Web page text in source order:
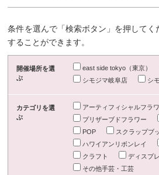
条件を選んで「検索ボタン」を押して
することができます。
開催場所を選
ぶ
east side tokyo（東京）
シモジマ岐阜店
シ
カテゴリを選
ぶ
アーティフィシャルフラ
プリザーブドフラワー
POP
スクラップブ
ハワイアンリボンレイ
クラフト
ディスプ
その他手芸・工芸